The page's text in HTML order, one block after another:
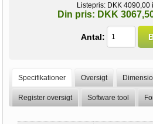
Listepris: DKK 4090,00
Din pris: DKK
Antal:
Specifikationer Oversigt
Register oversigt Software tool